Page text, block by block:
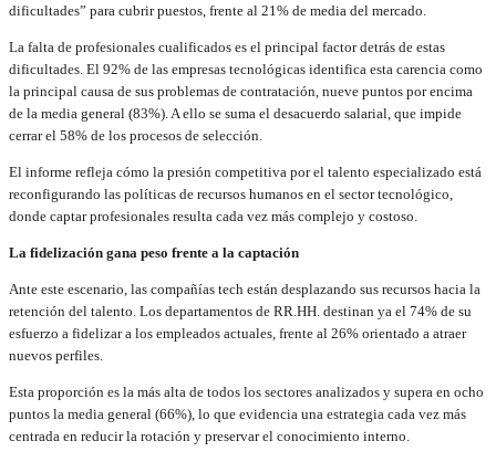
dificultades” para cubrir puestos, frente al 21% de media del mercado.
La falta de profesionales cualificados es el principal factor detrás de estas
dificultades. El 92% de las empresas tecnológicas identifica esta carencia como
la principal causa de sus problemas de contratación, nueve puntos por encima
de la media general (83%). A ello se suma el desacuerdo salarial, que impide
cerrar el 58% de los procesos de selección.
El informe refleja cómo la presión competitiva por el talento especializado está
reconfigurando las políticas de recursos humanos en el sector tecnológico,
donde captar profesionales resulta cada vez más complejo y costoso.
La fidelización gana peso frente a la captación
Ante este escenario, las compañías tech están desplazando sus recursos hacia la
retención del talento. Los departamentos de RR.HH. destinan ya el 74% de su
esfuerzo a fidelizar a los empleados actuales, frente al 26% orientado a atraer
nuevos perfiles.
Esta proporción es la más alta de todos los sectores analizados y supera en ocho
puntos la media general (66%), lo que evidencia una estrategia cada vez más
centrada en reducir la rotación y preservar el conocimiento interno.